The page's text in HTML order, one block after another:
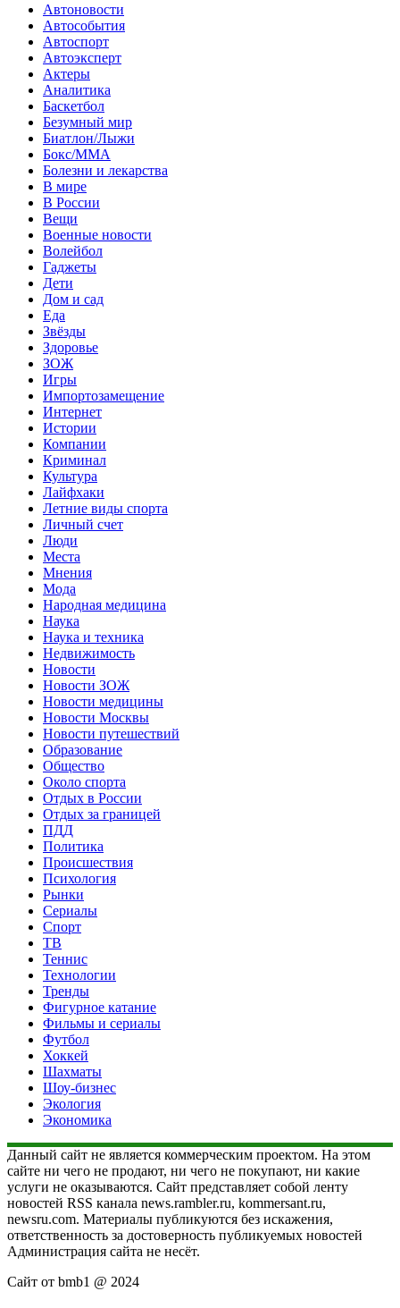
Автоновости
Автособытия
Автоспорт
Автоэксперт
Актеры
Аналитика
Баскетбол
Безумный мир
Биатлон/Лыжи
Бокс/MMA
Болезни и лекарства
В мире
В России
Вещи
Военные новости
Волейбол
Гаджеты
Дети
Дом и сад
Еда
Звёзды
Здоровье
ЗОЖ
Игры
Импортозамещение
Интернет
Истории
Компании
Криминал
Культура
Лайфхаки
Летние виды спорта
Личный счет
Люди
Места
Мнения
Мода
Народная медицина
Наука
Наука и техника
Недвижимость
Новости
Новости ЗОЖ
Новости медицины
Новости Москвы
Новости путешествий
Образование
Общество
Около спорта
Отдых в России
Отдых за границей
ПДД
Политика
Происшествия
Психология
Рынки
Сериалы
Спорт
ТВ
Теннис
Технологии
Тренды
Фигурное катание
Фильмы и сериалы
Футбол
Хоккей
Шахматы
Шоу-бизнес
Экология
Экономика
Данный сайт не является коммерческим проектом. На этом
сайте ни чего не продают, ни чего не покупают, ни какие
услуги не оказываются. Сайт представляет собой ленту
новостей RSS канала news.rambler.ru, kommersant.ru,
newsru.com. Материалы публикуются без искажения,
ответственность за достоверность публикуемых новостей
Администрация сайта не несёт.
Сайт от bmb1 @ 2024